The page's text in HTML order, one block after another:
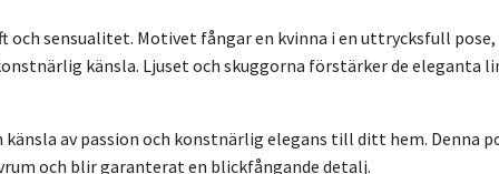
sensualitet. Motivet fångar en kvinna i en uttrycksfull pose,
känsla. Ljuset och skuggorna förstärker de eleganta
känsla av passion och konstnärlig elegans till ditt hem. Denna
och blir garanterat en blickfångande detalj.